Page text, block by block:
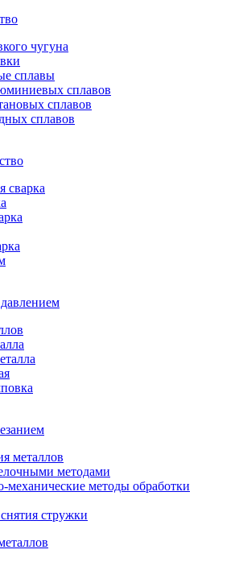
чугуна
сплавы
сплавов
сплавов
сплавов
сварка
металлов
методами
механические методы обработки
стружки